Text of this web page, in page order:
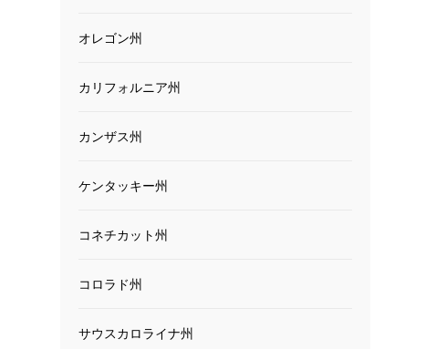
オレゴン州
カリフォルニア州
カンザス州
ケンタッキー州
コネチカット州
コロラド州
サウスカロライナ州